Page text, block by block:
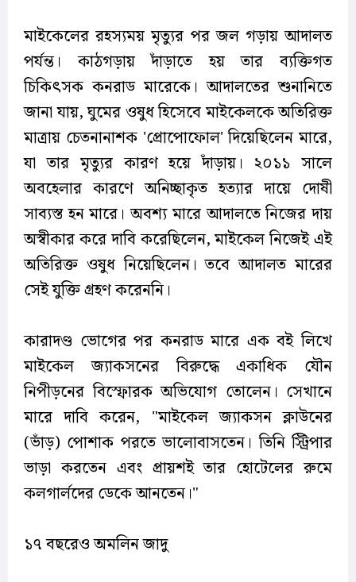
মাইকেলের রহস্যময় মৃত্যুর পর জল গড়ায় আদালত
পর্যন্ত। কাঠগড়ায় দাঁড়াতে হয় তার ব্যক্তিগত
চিকিৎসক কনরাড মারেকে। আদালতের শুনানিতে
জানা যায়, ঘুমের ওষুধ হিসেবে মাইকেলকে অতিরিক্ত
মাত্রায় চেতনানাশক 'প্রোপোফোল' দিয়েছিলেন মারে,
যা তার মৃত্যুর কারণ হয়ে দাঁড়ায়। ২০১১ সালে
অবহেলার কারণে অনিচ্ছাকৃত হত্যার দায়ে দোষী
সাব্যস্ত হন মারে। অবশ্য মারে আদালতে নিজের দায়
অস্বীকার করে দাবি করেছিলেন, মাইকেল নিজেই এই
অতিরিক্ত ওষুধ নিয়েছিলেন। তবে আদালত মারের
সেই যুক্তি গ্রহণ করেননি।
কারাদণ্ড ভোগের পর কনরাড মারে এক বই লিখে
মাইকেল জ্যাকসনের বিরুদ্ধে একাধিক যৌন
নিপীড়নের বিস্ফোরক অভিযোগ তোলেন। সেখানে
মারে দাবি করেন, "মাইকেল জ্যাকসন ক্লাউনের
(ভাঁড়) পোশাক পরতে ভালোবাসতেন। তিনি স্ট্রিপার
ভাড়া করতেন এবং প্রায়শই তার হোটেলের রুমে
কলগার্লদের ডেকে আনতেন।"
১৭ বছরেও অমলিন জাদু